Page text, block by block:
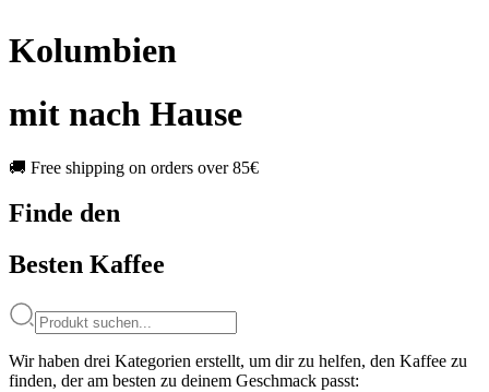
Kolumbien
mit nach Hause
🚚 Free shipping on orders over 85€
Finde den
Besten Kaffee
Wir haben drei Kategorien erstellt, um dir zu helfen, den Kaffee zu
finden, der am besten zu deinem Geschmack passt: